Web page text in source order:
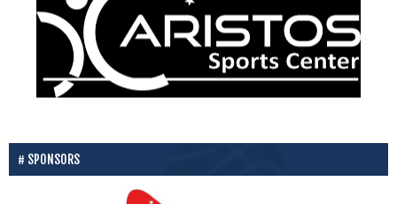
SPONSORS